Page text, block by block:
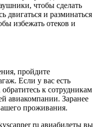
чтобы сделать
двигаться и разминаться
избежать отеков и
пройдите
Если у вас есть
к сотрудникам
авиакомпании. Заранее
проживания.
ru авиабилеты вы